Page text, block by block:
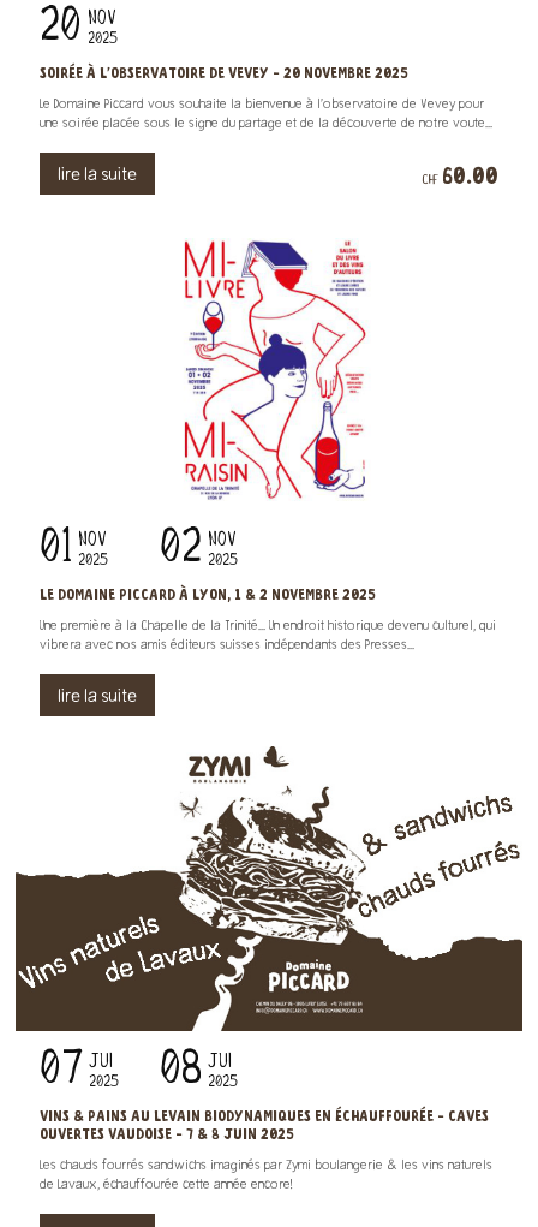
20 NOV
2025
SOIRÉE À L'OBSERVATOIRE DE VEVEY - 20 NOVEMBRE 2025
Le Domaine Piccard vous souhaite la bienvenue à l’observatoire de Vevey pour
une soirée placée sous le signe du partage et de la découverte de notre voute...
CHF 60.00
lire la suite
01 NOV
2025 02 NOV
2025
LE DOMAINE PICCARD À LYON, 1 & 2 NOVEMBRE 2025
Une première à la Chapelle de la Trinité... Un endroit historique devenu culturel, qui
vibrera avec nos amis éditeurs suisses indépendants des Presses...
lire la suite
07 JUI
2025 08 JUI
2025
VINS & PAINS AU LEVAIN BIODYNAMIQUES EN ÉCHAUFFOURÉE - CAVES
OUVERTES VAUDOISE - 7 & 8 JUIN 2025
Les chauds fourrés sandwichs imaginés par Zymi boulangerie & les vins naturels
de Lavaux, échauffourée cette année encore!